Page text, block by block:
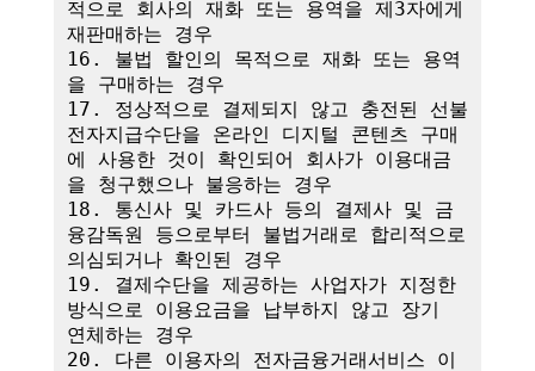
적으로 회사의 재화 또는 용역을 제3자에게
재판매하는 경우
16. 불법 할인의 목적으로 재화 또는 용역
을 구매하는 경우
17. 정상적으로 결제되지 않고 충전된 선불
전자지급수단을 온라인 디지털 콘텐츠 구매
에 사용한 것이 확인되어 회사가 이용대금
을 청구했으나 불응하는 경우
18. 통신사 및 카드사 등의 결제사 및 금
융감독원 등으로부터 불법거래로 합리적으로
의심되거나 확인된 경우
19. 결제수단을 제공하는 사업자가 지정한
방식으로 이용요금을 납부하지 않고 장기
연체하는 경우
20. 다른 이용자의 전자금융거래서비스 이